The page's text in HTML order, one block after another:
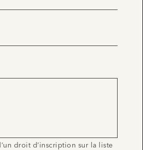
droit d’inscription sur la liste